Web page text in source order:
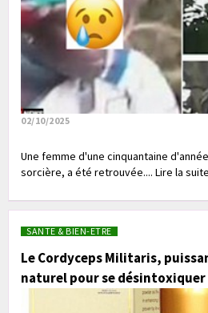
02/10/2025
Une femme d'une cinquantaine
sorcière, a été retrouvée.... Lire la suite
SANTE & BIEN-ETRE
Le Cordyceps Militaris,
naturel pour se désintoxiquer